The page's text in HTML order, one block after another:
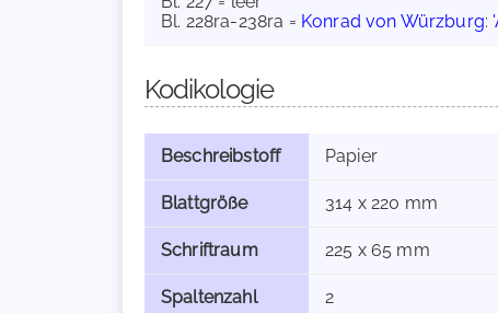
Bl. 228ra-238ra = Konrad von Würzburg:
Kodikologie
Beschreibstoff Papier
Blattgröße 314 x 220 mm
Schriftraum 225 x 65 mm
Spaltenzahl 2